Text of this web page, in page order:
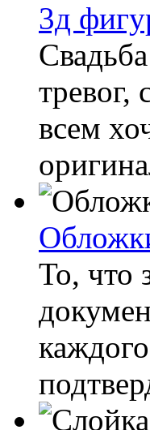
3д
тревог,
всем
То, что